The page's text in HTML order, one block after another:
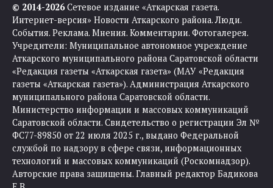
© 2014-2026Сетевое издание «Аткарская газета.
Интернет-версия» Новости Аткарского района. Люди.
События. Реклама. Мнения. Комментарии. Фотогалерея.
Учредители: Муниципальное автономное учреждение
Аткарского муниципального района Саратовской области
«Редакция газеты «Аткарская газета» (МАУ «Редакция
газеты «Аткарская газета»). Администрация Аткарского
муниципального района Саратовской области.
Министерство информации и массовых коммуникаций
Саратовской области. Свидетельство о регистрации Эл №
ФС77-89850 от 22 июля 2025 г., выдано Федеральной
службой по надзору в сфере связи, информационных
технологий и массовых коммуникаций (Роскомнадзор).
Авторские права защищены. Главный редактор Бадикова